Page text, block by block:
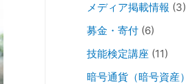
メディア掲載情報 (3)
募金・寄付 (6)
技能検定講座 (11)
暗号通貨（暗号資産）